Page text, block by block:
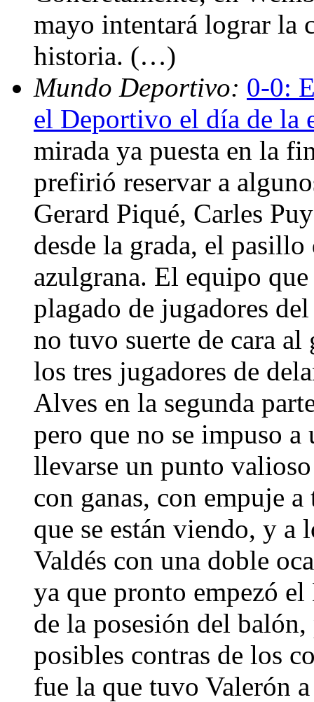
mayo intentará lograr la
historia. (…)
Mundo Deportivo: 0-0:
el Deportivo el día de la
mirada ya puesta en la
prefirió reservar a
Gerard Piqué, Carles
desde la grada, el
azulgrana. El equipo
plagado de jugadores
no tuvo suerte de cara
los tres jugadores de
Alves en la segunda
pero que no se impuso
llevarse un punto
con ganas, con empuje
que se están viendo, y a
Valdés con una doble
ya que pronto empezó
de la posesión del
posibles contras de los
fue la que tuvo Valerón